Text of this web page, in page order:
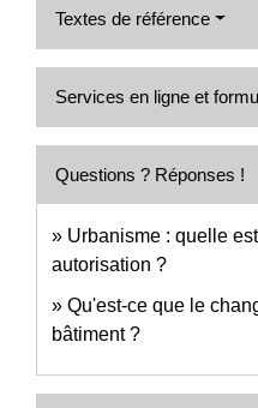
Textes de référence
Services en ligne et
Questions ? Réponses !
Urbanisme : quelle
autorisation ?
Qu'est-ce que le
bâtiment ?